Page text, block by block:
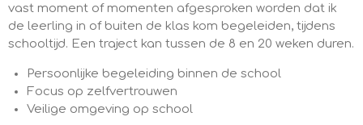
vast moment of momenten afgesproken worden dat ik
de leerling in of buiten de klas kom begeleiden, tijdens
schooltijd. Een traject kan tussen de 8 en 20 weken duren.
Persoonlijke begeleiding binnen de school
Focus op zelfvertrouwen
Veilige omgeving op school